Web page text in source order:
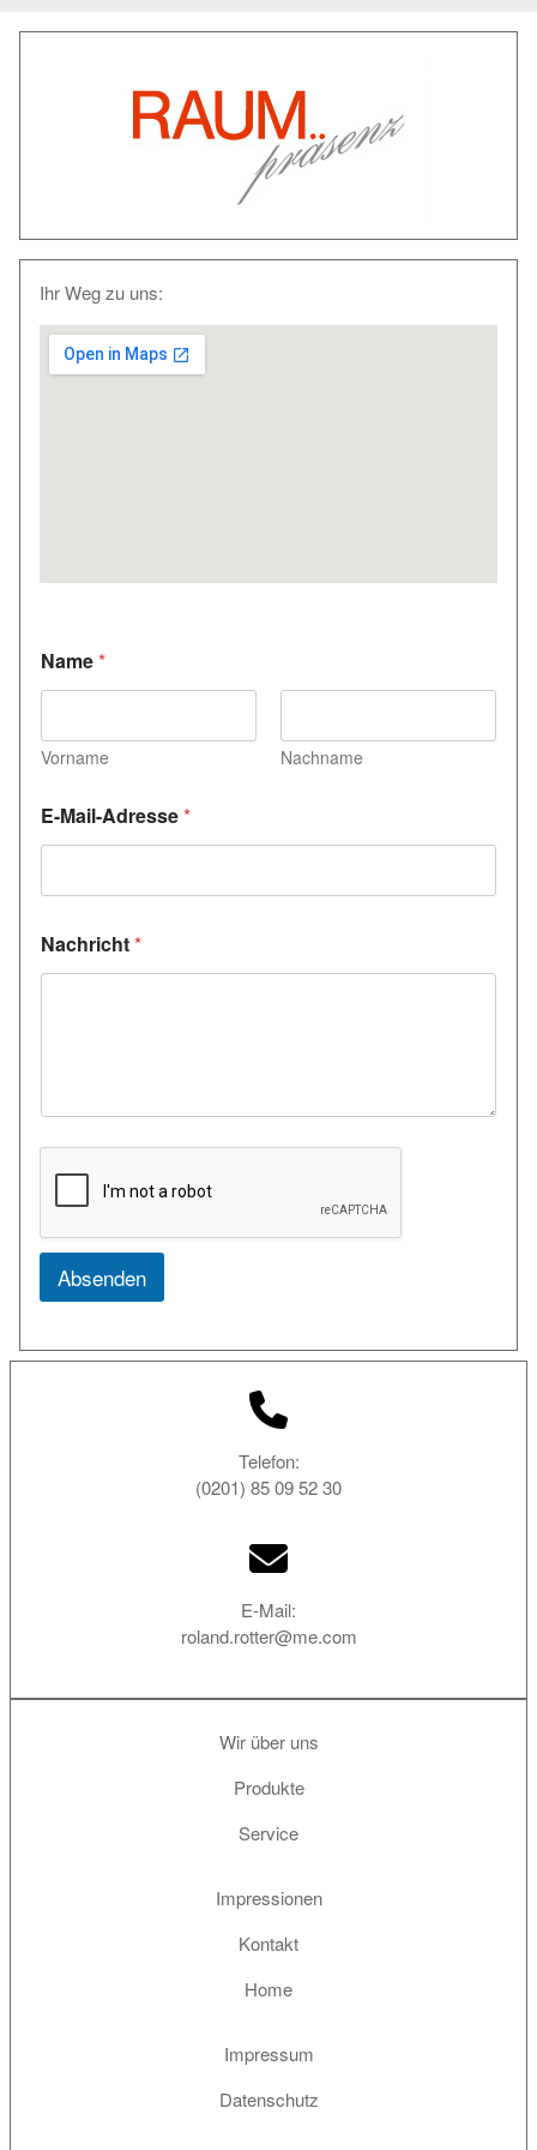
Ihr Weg zu uns:
Name*
Vorname Nachname
a
m
N
c
h
r
E-Mail-Adresse*
Nachricht*
Absenden
Telefon:
(0201) 85 09 52 30
E-Mail:
roland.rotter@me.com
Wir über uns
Produkte
Service
Impressionen
Kontakt
Home
Impressum
Datenschutz